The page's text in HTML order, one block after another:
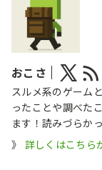
おこさ
スルメ系のゲーム
ったことや調べた
ます！読みづらか
》 詳しくはこちら